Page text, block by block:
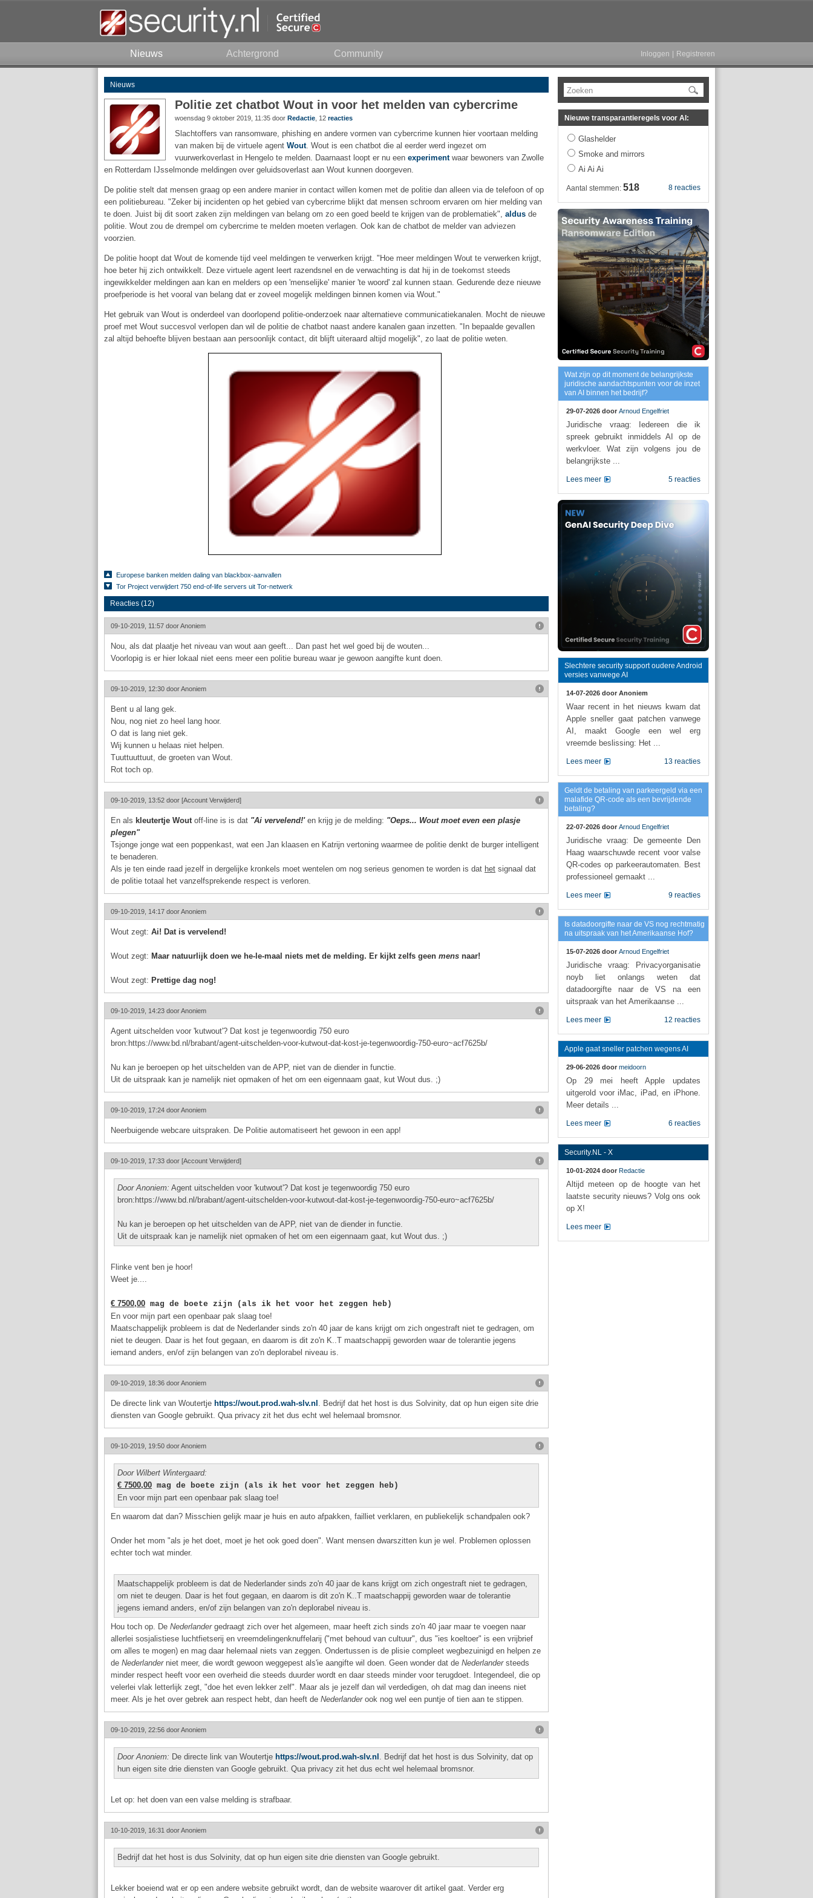
Nieuws Achtergrond Community Inloggen Registreren
Nieuws
Politie zet chatbot Wout in voor het melden van cybercrime
woensdag 9 oktober 2019, 11:35 door Redactie , 12 reacties
Slachtoffers van ransomware, phishing en andere vormen van cybercrime kunnen hier voortaan melding
van maken bij de virtuele agent Wout. Wout is een chatbot die al eerder werd ingezet om
vuurwerkoverlast in Hengelo te melden. Daarnaast loopt er nu een experimentwaar bewoners van Zwolle
en Rotterdam IJsselmonde meldingen over geluidsoverlast aan Wout kunnen doorgeven.
De politie stelt dat mensen graag op een andere manier in contact willen komen met de politie dan alleen via de telefoon of op
een politiebureau. "Zeker bij incidenten op het gebied van cybercrime blijkt dat mensen schroom ervaren om hier melding van
te doen. Juist bij dit soort zaken zijn meldingen van belang om zo een goed beeld te krijgen van de problematiek", aldus de
politie. Wout zou de drempel om cybercrime te melden moeten verlagen. Ook kan de chatbot de melder van adviezen
voorzien.
De politie hoopt dat Wout de komende tijd veel meldingen te verwerken krijgt. "Hoe meer meldingen Wout te verwerken krijgt,
hoe beter hij zich ontwikkelt. Deze virtuele agent leert razendsnel en de verwachting is dat hij in de toekomst steeds
ingewikkelder meldingen aan kan en melders op een 'menselijke' manier 'te woord' zal kunnen staan. Gedurende deze nieuwe
proefperiode is het vooral van belang dat er zoveel mogelijk meldingen binnen komen via Wout."
Het gebruik van Wout is onderdeel van doorlopend politie-onderzoek naar alternatieve communicatiekanalen. Mocht de nieuwe
proef met Wout succesvol verlopen dan wil de politie de chatbot naast andere kanalen gaan inzetten. "In bepaalde gevallen
zal altijd behoefte blijven bestaan aan persoonlijk contact, dit blijft uiteraard altijd mogelijk", zo laat de politie weten.
Europese banken melden daling van blackbox-aanvallen
Tor Project verwijdert 750 end-of-life servers uit Tor-netwerk
Reacties (12)
09-10-2019, 11:57 doorAnoniem
Nou, als dat plaatje het niveau van wout aan geeft... Dan past het wel goed bij de wouten...
Voorlopig is er hier lokaal niet eens meer een politie bureau waar je gewoon aangifte kunt doen.
09-10-2019, 12:30 doorAnoniem
Bent u al lang gek.
Nou, nog niet zo heel lang hoor.
O dat is lang niet gek.
Wij kunnen u helaas niet helpen.
Tuuttuuttuut, de groeten van Wout.
Rot toch op.
09-10-2019, 13:52 door [Account Verwijderd]
En als kleutertje Woutoff-line is is dat "Ai vervelend!'en krijg je de melding: "Oeps... Wout moet even een plasje
plegen"
Tsjonge jonge wat een poppenkast, wat een Jan klaasen en Katrijn vertoning waarmee de politie denkt de burger intelligent
te benaderen.
Als je ten einde raad jezelf in dergelijke kronkels moet wentelen om nog serieus genomen te worden is dat het signaal dat
de politie totaal het vanzelfsprekende respect is verloren.
09-10-2019, 14:17 doorAnoniem
Wout zegt: Ai! Dat is vervelend!
Wout zegt: Maar natuurlijk doen we he-le-maal niets met de melding. Er kijkt zelfs geen mens naar!
Wout zegt: Prettige dag nog!
09-10-2019, 14:23 doorAnoniem
Agent uitschelden voor 'kutwout'? Dat kost je tegenwoordig 750 euro
bron:https://www.bd.nl/brabant/agent-uitschelden-voor-kutwout-dat-kost-je-tegenwoordig-750-euro~acf7625b/
Nu kan je beroepen op het uitschelden van de APP, niet van de diender in functie.
Uit de uitspraak kan je namelijk niet opmaken of het om een eigennaam gaat, kut Wout dus. ;)
09-10-2019, 17:24 doorAnoniem
Neerbuigende webcare uitspraken. De Politie automatiseert het gewoon in een app!
09-10-2019, 17:33 door [Account Verwijderd]
Door Anoniem: Agent uitschelden voor 'kutwout'? Dat kost je tegenwoordig 750 euro
bron:https://www.bd.nl/brabant/agent-uitschelden-voor-kutwout-dat-kost-je-tegenwoordig-750-euro~acf7625b/
Nu kan je beroepen op het uitschelden van de APP, niet van de diender in functie.
Uit de uitspraak kan je namelijk niet opmaken of het om een eigennaam gaat, kut Wout dus. ;)
Flinke vent ben je hoor!
Weet je....
€ 7500,00 mag de boete zijn (als ik het voor het zeggen heb)
En voor mijn part een openbaar pak slaag toe!
Maatschappelijk probleem is dat de Nederlander sinds zo'n 40 jaar de kans krijgt om zich ongestraft niet te gedragen, om
niet te deugen. Daar is het fout gegaan, en daarom is dit zo'n K..T maatschappij geworden waar de tolerantie jegens
iemand anders, en/of zijn belangen van zo'n deplorabel niveau is.
09-10-2019, 18:36 doorAnoniem
De directe link van Woutertje https://wout.prod.wah-slv.nl . Bedrijf dat het host is dus Solvinity, dat op hun eigen site drie
diensten van Google gebruikt. Qua privacy zit het dus echt wel helemaal bromsnor.
09-10-2019, 19:50 doorAnoniem
Door Wilbert Wintergaard:
€ 7500,00 mag de boete zijn (als ik het voor het zeggen heb)
En voor mijn part een openbaar pak slaag toe!
En waarom dat dan? Misschien gelijk maar je huis en auto afpakken, failliet verklaren, en publiekelijk schandpalen ook?
Onder het mom "als je het doet, moet je het ook goed doen". Want mensen dwarszitten kun je wel. Problemen oplossen
echter toch wat minder.
Maatschappelijk probleem is dat de Nederlander sinds zo'n 40 jaar de kans krijgt om zich ongestraft niet te gedragen,
om niet te deugen. Daar is het fout gegaan, en daarom is dit zo'n K..T maatschappij geworden waar de tolerantie
jegens iemand anders, en/of zijn belangen van zo'n deplorabel niveau is.
Hou toch op. De Nederlandergedraagt zich over het algemeen, maar heeft zich sinds zo'n 40 jaar maar te voegen naar
allerlei sosjalistiese luchtfietserij en vreemdelingenknuffelarij ("met behoud van cultuur", dus "ies koeltoer" is een vrijbrief
om alles te mogen) en mag daar helemaal niets van zeggen. Ondertussen is de plisie compleet wegbezuinigd en helpen ze
de Nederlanderniet meer, die wordt gewoon weggepest als'ie aangifte wil doen. Geen wonder dat de Nederlandersteeds
minder respect heeft voor een overheid die steeds duurder wordt en daar steeds minder voor terugdoet. Integendeel, die op
velerlei vlak letterlijk zegt, "doe het even lekker zelf". Maar als je jezelf dan wil verdedigen, oh dat mag dan ineens niet
meer. Als je het over gebrek aan respect hebt, dan heeft de Nederlanderook nog wel een puntje of tien aan te stippen.
09-10-2019, 22:56 doorAnoniem
Door Anoniem: De directe link van Woutertje https://wout.prod.wah-slv.nl . Bedrijf dat het host is dus Solvinity, dat op
hun eigen site drie diensten van Google gebruikt. Qua privacy zit het dus echt wel helemaal bromsnor.
Let op: het doen van een valse melding is strafbaar.
10-10-2019, 16:31 doorAnoniem
Bedrijf dat het host is dus Solvinity, dat op hun eigen site drie diensten van Google gebruikt.
Lekker boeiend wat er op een andere website gebruikt wordt, dan de website waarover dit artikel gaat. Verder erg
Zoeken
Nieuwe transparantieregels voor AI:
Glashelder
Smoke and mirrors
Ai Ai Ai
8 reacties
Aantal stemmen: 518
Wat zijn op dit moment de belangrijkste
juridische aandachtspunten voor de inzet
van AI binnen het bedrijf?
29-07-2026 door Arnoud Engelfriet
Juridische vraag: Iedereen die ik
spreek gebruikt inmiddels AI op de
werkvloer. Wat zijn volgens jou de
belangrijkste ...
5 reacties
Lees meer
Slechtere security support oudere Android
versies vanwege AI
14-07-2026 door Anoniem
Waar recent in het nieuws kwam dat
Apple sneller gaat patchen vanwege
AI, maakt Google een wel erg
vreemde beslissing: Het ...
13 reacties
Lees meer
Geldt de betaling van parkeergeld via een
malafide QR-code als een bevrijdende
betaling?
22-07-2026 door Arnoud Engelfriet
Juridische vraag: De gemeente Den
Haag waarschuwde recent voor valse
QR-codes op parkeerautomaten. Best
professioneel gemaakt ...
9 reacties
Lees meer
Is datadoorgifte naar de VS nog rechtmatig
na uitspraak van het Amerikaanse Hof?
15-07-2026 door Arnoud Engelfriet
Juridische vraag: Privacyorganisatie
noyb liet onlangs weten dat
datadoorgifte naar de VS na een
uitspraak van het Amerikaanse ...
12 reacties
Lees meer
Apple gaat sneller patchen wegens AI
29-06-2026 door meidoorn
Op 29 mei heeft Apple updates
uitgerold voor iMac, iPad, en iPhone.
Meer details ...
6 reacties
Lees meer
Security.NL - X
10-01-2024 door Redactie
Altijd meteen op de hoogte van het
laatste security nieuws? Volg ons ook
op X!
Lees meer